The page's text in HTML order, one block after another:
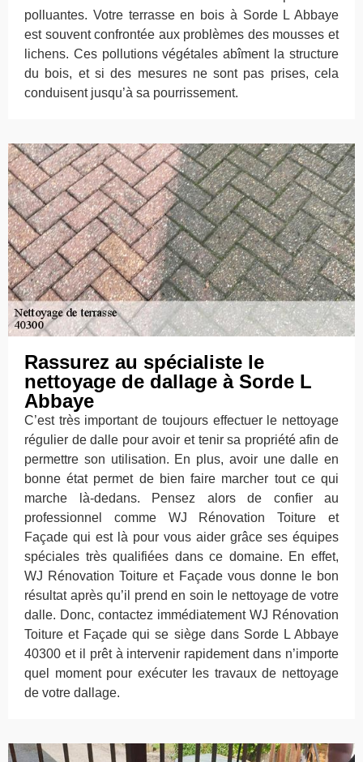
polluantes. Votre terrasse en bois à Sorde L Abbaye
est souvent confrontée aux problèmes des mousses et
lichens. Ces pollutions végétales abîment la structure
du bois, et si des mesures ne sont pas prises, cela
conduisent jusqu’à sa pourrissement.
Rassurez au spécialiste le
nettoyage de dallage à Sorde L
Abbaye
C’est très important de toujours effectuer le nettoyage
régulier de dalle pour avoir et tenir sa propriété afin de
permettre son utilisation. En plus, avoir une dalle en
bonne état permet de bien faire marcher tout ce qui
marche là-dedans. Pensez alors de confier au
professionnel comme WJ Rénovation Toiture et
Façade qui est là pour vous aider grâce ses équipes
spéciales très qualifiées dans ce domaine. En effet,
WJ Rénovation Toiture et Façade vous donne le bon
résultat après qu’il prend en soin le nettoyage de votre
dalle. Donc, contactez immédiatement WJ Rénovation
Toiture et Façade qui se siège dans Sorde L Abbaye
40300 et il prêt à intervenir rapidement dans n’importe
quel moment pour exécuter les travaux de nettoyage
de votre dallage.